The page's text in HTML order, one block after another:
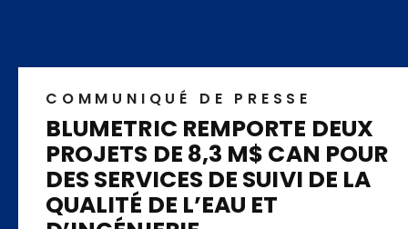
COMMUNIQUÉ DE PRESSE
BLUMETRIC REMPORTE DEUX
PROJETS DE 8,3 M$ CAN POUR
DES SERVICES DE SUIVI DE LA
QUALITÉ DE L’EAU ET